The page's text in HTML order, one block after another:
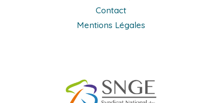
Contact
Mentions Légales